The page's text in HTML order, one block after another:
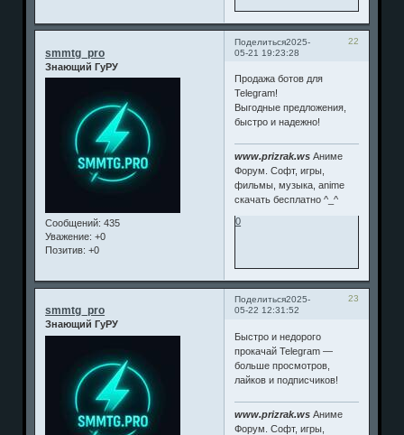
Поделиться 22
2025-
05-21 19:23:28
smmtg_pro
Знающий ГуРУ
Сообщений: 435
Уважение: +0
Позитив: +0
Продажа ботов для
Telegram!
Выгодные предложения,
быстро и надежно!
www.prizrak.ws Аниме
Форум. Софт, игры,
фильмы, музыка, anime
скачать бесплатно ^_^
0
Поделиться 23
2025-
05-22 12:31:52
smmtg_pro
Знающий ГуРУ
Быстро и недорого
прокачай Telegram —
больше просмотров,
лайков и подписчиков!
www.prizrak.ws Аниме
Форум. Софт, игры,